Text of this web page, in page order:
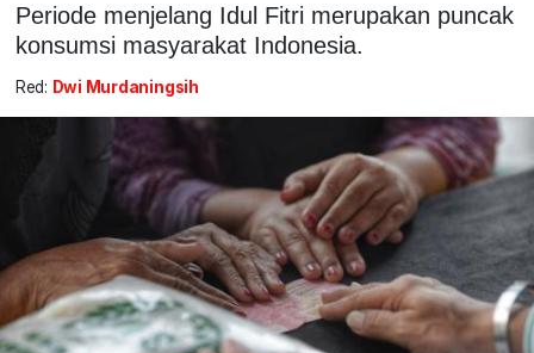
Periode menjelang Idul Fitri merupakan puncak
konsumsi masyarakat Indonesia.
Red: Dwi Murdaningsih